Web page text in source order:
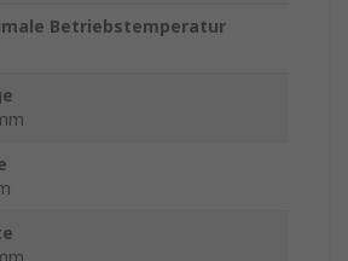
Betriebstemperatur